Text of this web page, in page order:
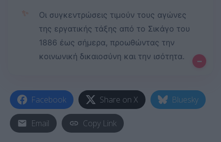
✨
Οι συγκεντρώσεις τιμούν τους αγώνες
της εργατικής τάξης από το Σικάγο του
1886 έως σήμερα, προωθώντας την
κοινωνική δικαιοσύνη και την ισότητα.
–
Facebook Share on X Bluesky
Email Copy Link